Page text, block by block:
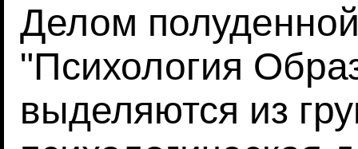
Делом
"Психология
выделяются из